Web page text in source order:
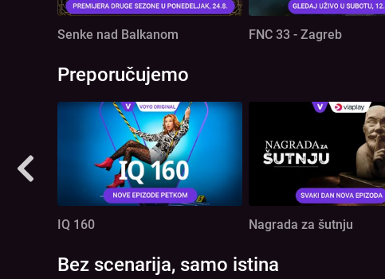
Senke nad Balkanom FNC 33 - Zagreb
Preporučujemo
IQ 160 Nagrada za šutnju
Bez scenarija, samo istina